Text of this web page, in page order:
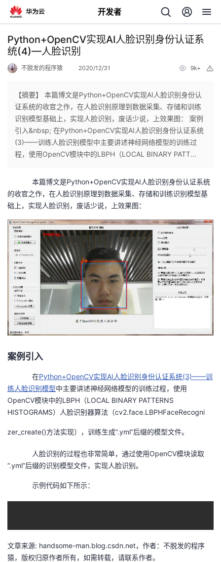
开发者
返
回
个
人
页
我
开
者
我
的
博
客
我
的
论
坛
我
的
圈
我
的
播
我
活
动
的
关
我
的
者
堂
我
支
我
Python+OpenCV实现AI人脸识别身份认证系
统(4)—人脸识别
不脱发的程序猿 2020/12/31 9k+
【摘要】 本篇博文是Python+OpenCV实现AI人脸识别身份认
证系统的收官之作，在人脸识别原理到数据采集、存储和训练
识别模型基础上，实现人脸识别，废话少说，上效果图： 案例
引入&nbsp; 在Python+OpenCV实现AI人脸识别身份认证系统
(3)——训练人脸识别模型中主要讲述神经网络模型的训练过
程，使用OpenCV模块中的LBPH（LOCAL BINARY PATT...
本篇博文是Python+OpenCV实现AI人脸识别身份认证系统
的收官之作，在人脸识别原理到数据采集、存储和训练识别模型基
础上，实现人脸识别，废话少说，上效果图：
案例引入
在Python+OpenCV实现AI人脸识别身份认证系统(3)——训
练人脸识别模型中主要讲述神经网络模型的训练过程，使用
OpenCV模块中的LBPH（LOCAL BINARY PATTERNS
HISTOGRAMS）人脸识别器算法（cv2.face.LBPHFaceRecogni
zer_create()方法实现），训练生成“.yml”后缀的模型文件。
人脸识别的过程也非常简单，通过使用OpenCV模块读取
“.yml”后缀的识别模型文件，实现人脸识别。
示例代码如下所示：
文章来源: handsome-man.blog.csdn.net，作者：不脱发的程序
猿，版权归原作者所有，如需转载，请联系作者。